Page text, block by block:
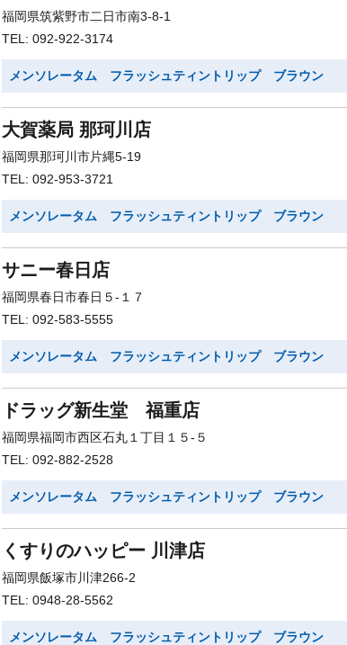
福岡県筑紫野市二日市南3-8-1
TEL: 092-922-3174
メンソレータム フラッシュティントリップ ブラウン
大賀薬局 那珂川店
福岡県那珂川市片縄5-19
TEL: 092-953-3721
メンソレータム フラッシュティントリップ ブラウン
サニー春日店
福岡県春日市春日５-１７
TEL: 092-583-5555
メンソレータム フラッシュティントリップ ブラウン
ドラッグ新生堂 福重店
福岡県福岡市西区石丸１丁目１５-５
TEL: 092-882-2528
メンソレータム フラッシュティントリップ ブラウン
くすりのハッピー 川津店
福岡県飯塚市川津266-2
TEL: 0948-28-5562
メンソレータム フラッシュティントリップ ブラウン